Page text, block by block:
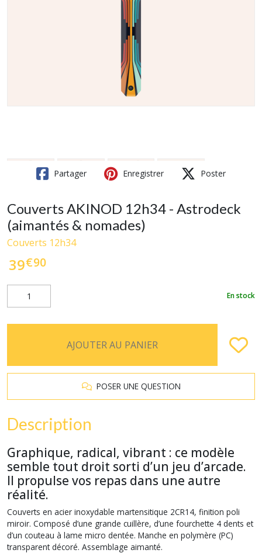
Partager Enregistrer Poster
Couverts AKINOD 12h34 - Astrodeck
(aimantés & nomades)
Couverts 12h34
39€90
En stock
AJOUTER AU PANIER
POSER UNE QUESTION
Description
Graphique, radical, vibrant : ce modèle
semble tout droit sorti d’un jeu d’arcade.
Il propulse vos repas dans une autre
réalité.
Couverts en acier inoxydable martensitique 2CR14, finition poli
miroir. Composé d’une grande cuillère, d’une fourchette 4 dents et
d’un couteau à lame micro dentée. Manche en polymère (PC)
transparent décoré. Assemblage aimanté.